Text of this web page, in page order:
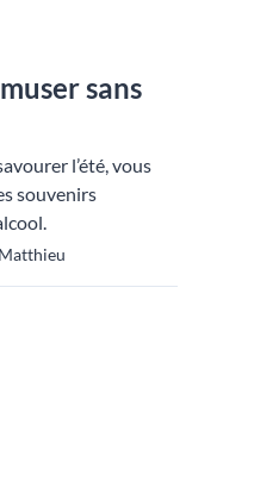
sans
l’été, vous
souvenirs